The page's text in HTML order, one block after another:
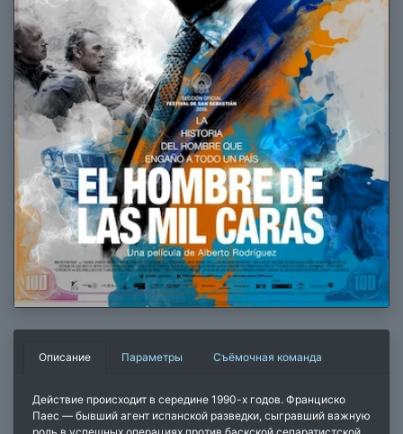
Описание Параметры Съёмочная команда
Действие происходит в середине 1990-х годов. Франциско
Паес — бывший агент испанской разведки, сыгравший важную